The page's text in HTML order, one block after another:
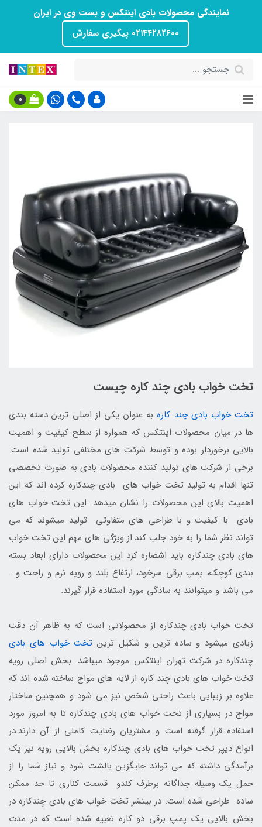
نمایندگی محصولات بادی اینتکس و بست وی در ایران
۰۲۱۴۴۲۸۲۶۰۰ پیگیری سفارش
0
تخت خواب بادی چند کاره چیست
تخت خواب بادی چند کارهبه عنوان یکی از اصلی ترین دسته بندی
ها در میان محصولات اینتکس که همواره از سطح کیفیت و اهمیت
بالایی برخوردار بوده و توسط شرکت های مختلفی تولید شده است.
برخی از شرکت های تولید کننده محصولات بادی به صورت تخصصی
تنها اقدام به تولید تخت خواب های بادی چندکاره کرده اند که این
اهمیت بالای این محصولات را نشان میدهد. این تخت خواب های
بادی با کیفیت و با طراحی های متفاوتی تولید میشوند که می
تواند نظر شما را به خود جلب کند.از ویژگی های مهم این تخت خواب
های بادی چندکاره باید اشضاره کرد این محصولات دارای ابعاد بسته
بندی کوچک، پمپ برقی سرخود، ارتفاع بلند و رویه نرم و راحت و...
می باشد و میتوانند به سادگی مورد استفاده قرار گیرند.
تخت خواب بادی چندکاره از محصولاتی است که به ظاهر آن دقت
زیادی میشود و ساده ترین و شکیل ترین تخت خواب های بادی
چندکاره در شرکت تهران اینتکس موجود میباشد. بخش اصلی رویه
تخت خواب های بادی چند کاره از لایه های مواج ساخته شده اند که
علاوه بر زیبایی باعث راحتی شخص نیز می شود و همچنین ساختار
مواج در بسیاری از تخت خواب های بادی چندکاره تا به امروز مورد
استفاده قرار گرفته است و مشتریان رضایت کاملی از آن دارند.در
انواع دیپر تخت خواب های بادی چندکاره بخش بالایی رویه نیز یک
برآمدگی داشته که می تواند جایگزین بالشت شود و نیاز شما را از
حمل یک وسیله جداگانه برطرف کندو قسمت کناری تا حد ممکن
ساده طراحی شده است. در بیتشر تخت خواب های بادی چندکاره در
بخش بالایی یک پمپ برقی دو کاره تعبیه شده است که در مدت